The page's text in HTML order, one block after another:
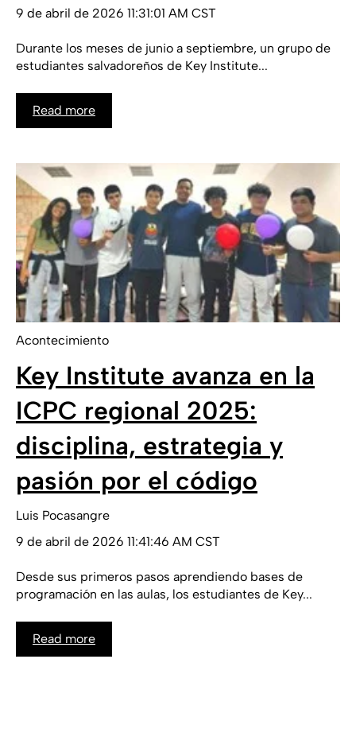
9 de abril de 2026 11:31:01 AM CST
Durante los meses de junio a septiembre, un grupo de
estudiantes salvadoreños de Key Institute...
Read more
Acontecimiento
Key Institute avanza en la
ICPC regional 2025:
disciplina, estrategia y
pasión por el código
Luis Pocasangre
9 de abril de 2026 11:41:46 AM CST
Desde sus primeros pasos aprendiendo bases de
programación en las aulas, los estudiantes de Key...
Read more